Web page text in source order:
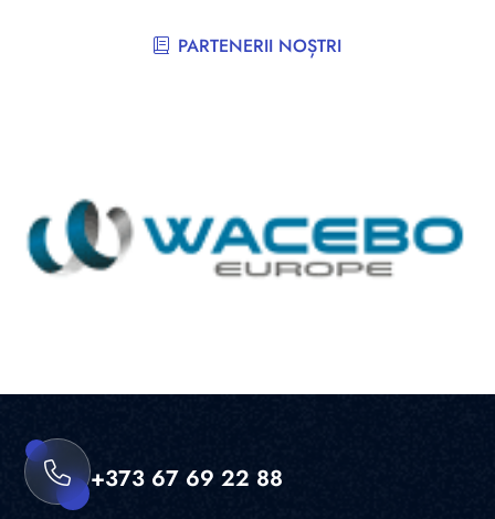
PARTENERII NOȘTRI
+373 67 69 22 88